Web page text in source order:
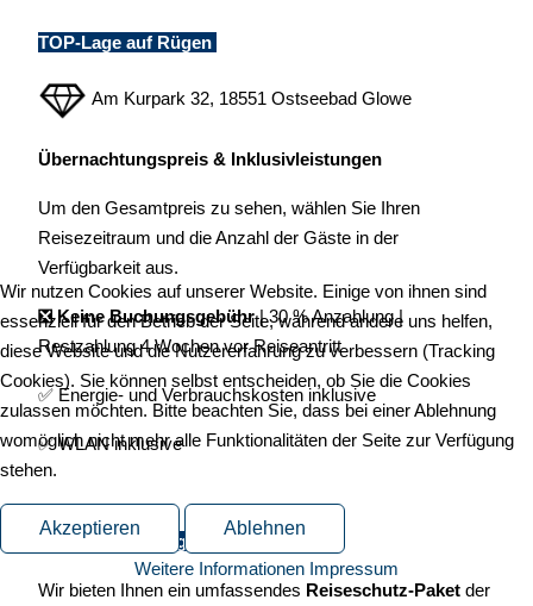
TOP-Lage auf Rügen
Am Kurpark 32, 18551 Ostseebad Glowe
Übernachtungspreis & Inklusivleistungen
Um den Gesamtpreis zu sehen, wählen Sie Ihren
Reisezeitraum und die Anzahl der Gäste in der
Verfügbarkeit aus.
❎ Keine Buchungsgebühr| 30 % Anzahlung |
Restzahlung 4 Wochen vor Reiseantritt
✅ Energie- und Verbrauchskosten inklusive
✅ WLAN inklusive
Reisen ohne Sorgen
Wir bieten Ihnen ein umfassendes Reiseschutz-Paket der
Wir nutzen Cookies auf unserer Website. Einige von ihnen sind
essenziell für den Betrieb der Seite, während andere uns helfen,
diese Website und die Nutzererfahrung zu verbessern (Tracking
Cookies). Sie können selbst entscheiden, ob Sie die Cookies
zulassen möchten. Bitte beachten Sie, dass bei einer Ablehnung
womöglich nicht mehr alle Funktionalitäten der Seite zur Verfügung
stehen.
Akzeptieren
Ablehnen
Weitere Informationen Impressum